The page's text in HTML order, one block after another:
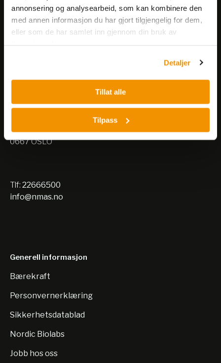
annonsering og analysearbeid, som kan kombinere den
med annen informasjon du har gjort tilgjengelig for dem,
eller som de har samlet inn gjennom din bruk av
Detaljer
Tillat alle
Tilpass
Besøksadresse:
0667 OSLO
Nils Hansens vei 10
0667 OSLO
Tlf: 22666500
info@nmas.no
Generell informasjon
Bærekraft
Personvernerklæring
Sikkerhetsdatablad
Nordic Biolabs
Jobb hos oss